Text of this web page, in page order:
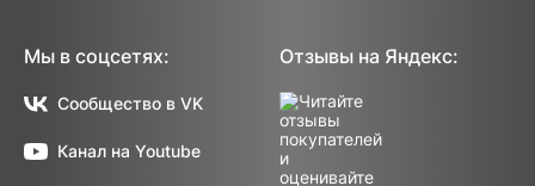
Мы в соцсетях:
Сообщество в VK
Канал на Youtube
Отзывы на Яндекс: